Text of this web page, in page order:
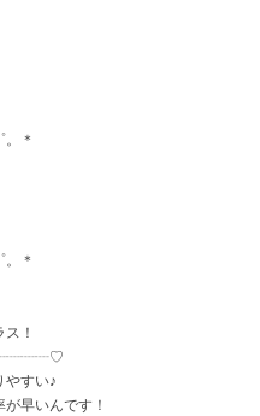
千葉県その他
＊
＊
！
やすい♪
早いんです！